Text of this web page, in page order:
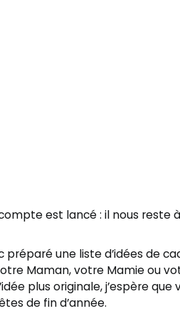
est lancé : il nous reste
préparé une liste d’idées de
Maman, votre Mamie ou
plus originale, j’espère
de fin d’année.